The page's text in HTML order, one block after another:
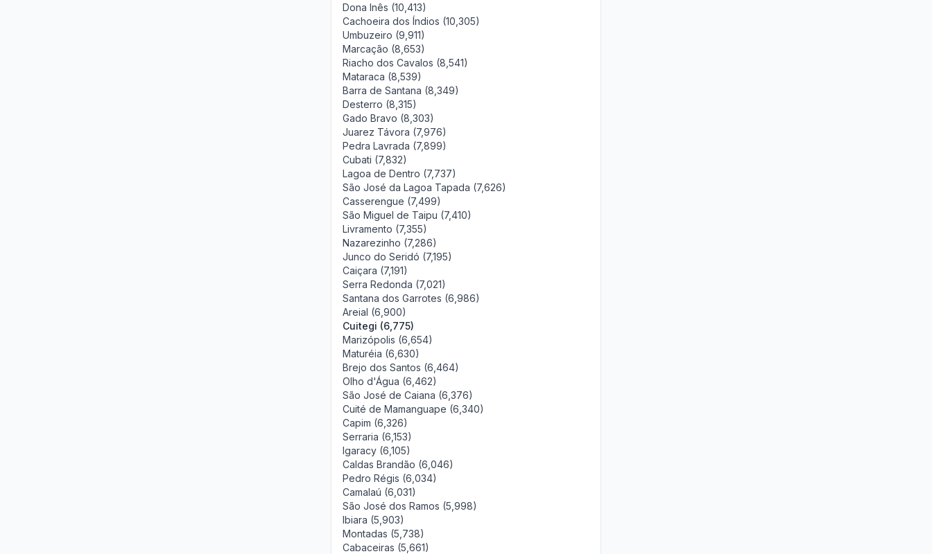
Dona Inês (10,413)
Cachoeira dos Índios (10,305)
Umbuzeiro (9,911)
Marcação (8,653)
Riacho dos Cavalos (8,541)
Mataraca (8,539)
Barra de Santana (8,349)
Desterro (8,315)
Gado Bravo (8,303)
Juarez Távora (7,976)
Pedra Lavrada (7,899)
Cubati (7,832)
Lagoa de Dentro (7,737)
São José da Lagoa Tapada (7,626)
Casserengue (7,499)
São Miguel de Taipu (7,410)
Livramento (7,355)
Nazarezinho (7,286)
Junco do Seridó (7,195)
Caiçara (7,191)
Serra Redonda (7,021)
Santana dos Garrotes (6,986)
Areial (6,900)
Cuitegi (6,775)
Marizópolis (6,654)
Maturéia (6,630)
Brejo dos Santos (6,464)
Olho d'Água (6,462)
São José de Caiana (6,376)
Cuité de Mamanguape (6,340)
Capim (6,326)
Serraria (6,153)
Igaracy (6,105)
Caldas Brandão (6,046)
Pedro Régis (6,034)
Camalaú (6,031)
São José dos Ramos (5,998)
Ibiara (5,903)
Montadas (5,738)
Cabaceiras (5,661)